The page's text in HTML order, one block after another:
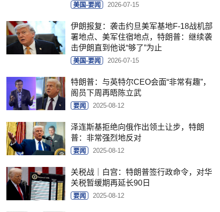
美国-要闻 2026-07-15
伊朗报复：袭击约旦美军基地F-18战机部
署地点、美军住宿地点，特朗普：继续袭
击伊朗直到他说“够了”为止
美国-要闻 2026-07-15
特朗普：与英特尔CEO会面“非常有趣”，
阁员下周再晤陈立武
要闻 2025-08-12
泽连斯基拒绝向俄作出领土让步，特朗
普：非常强烈地反对
要闻 2025-08-12
关税战｜白宫：特朗普签行政命令，对华
关税暂缓期再延长90日
要闻 2025-08-12